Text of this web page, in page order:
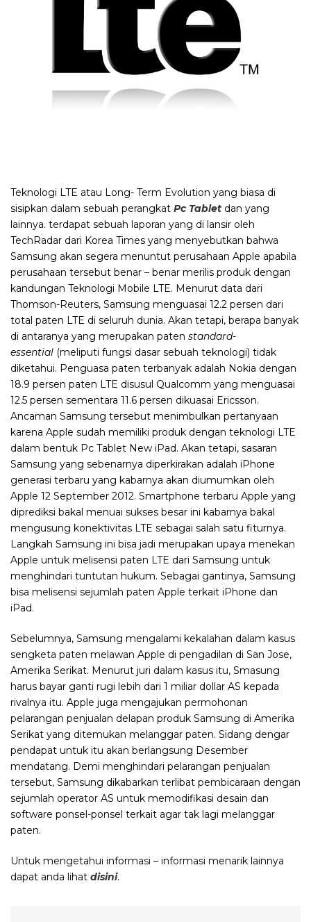
Teknologi LTE atau Long- Term Evolution yang biasa di
sisipkan dalam sebuah perangkat Pc Tablet dan yang
lainnya. terdapat sebuah laporan yang di lansir oleh
TechRadar dari Korea Times yang menyebutkan bahwa
Samsung akan segera menuntut perusahaan Apple apabila
perusahaan tersebut benar – benar merilis produk dengan
kandungan Teknologi Mobile LTE. Menurut data dari
Thomson-Reuters, Samsung menguasai 12.2 persen dari
total paten LTE di seluruh dunia. Akan tetapi, berapa banyak
di antaranya yang merupakan paten standard-
essential (meliputi fungsi dasar sebuah teknologi) tidak
diketahui. Penguasa paten terbanyak adalah Nokia dengan
18.9 persen paten LTE disusul Qualcomm yang menguasai
12.5 persen sementara 11.6 persen dikuasai Ericsson.
Ancaman Samsung tersebut menimbulkan pertanyaan
karena Apple sudah memiliki produk dengan teknologi LTE
dalam bentuk Pc Tablet New iPad. Akan tetapi, sasaran
Samsung yang sebenarnya diperkirakan adalah iPhone
generasi terbaru yang kabarnya akan diumumkan oleh
Apple 12 September 2012. Smartphone terbaru Apple yang
diprediksi bakal menuai sukses besar ini kabarnya bakal
mengusung konektivitas LTE sebagai salah satu fiturnya.
Langkah Samsung ini bisa jadi merupakan upaya menekan
Apple untuk melisensi paten LTE dari Samsung untuk
menghindari tuntutan hukum. Sebagai gantinya, Samsung
bisa melisensi sejumlah paten Apple terkait iPhone dan
iPad.
Sebelumnya, Samsung mengalami kekalahan dalam kasus
sengketa paten melawan Apple di pengadilan di San Jose,
Amerika Serikat. Menurut juri dalam kasus itu, Smasung
harus bayar ganti rugi lebih dari 1 miliar dollar AS kepada
rivalnya itu. Apple juga mengajukan permohonan
pelarangan penjualan delapan produk Samsung di Amerika
Serikat yang ditemukan melanggar paten. Sidang dengar
pendapat untuk itu akan berlangsung Desember
mendatang. Demi menghindari pelarangan penjualan
tersebut, Samsung dikabarkan terlibat pembicaraan dengan
sejumlah operator AS untuk memodifikasi desain dan
software ponsel-ponsel terkait agar tak lagi melanggar
paten.
Untuk mengetahui informasi – informasi menarik lainnya
dapat anda lihat disini.